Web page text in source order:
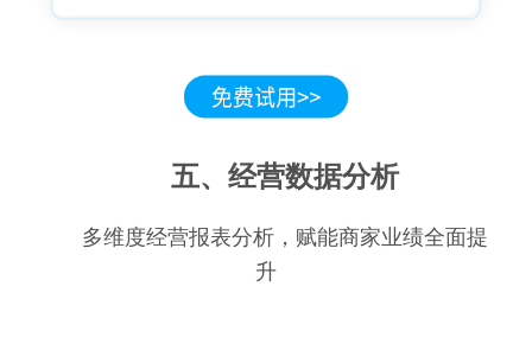
五、经营数据分析
多维度经营报表分析，赋能商家业绩全面提
升